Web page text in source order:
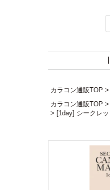
カラコン通販TOP
カラコン通販TOP
[1day] シークレ